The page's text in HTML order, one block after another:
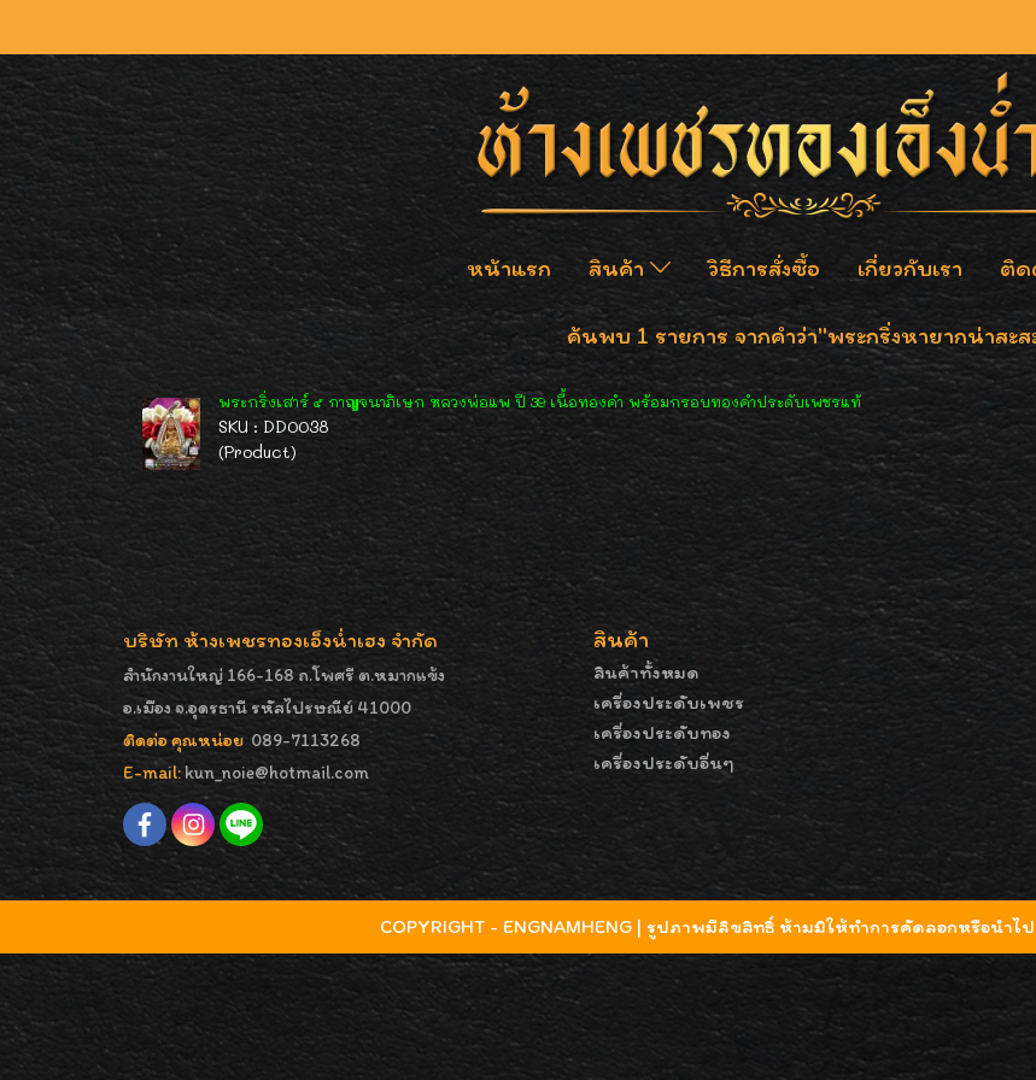
หน้าแรก สินค้า วิธีการสั่งซื้อ เกี่ยวกับเรา ติด
ค้นพบ 1 รายการ จากคำว่า"พระกริ่งหายากน่าสะ
พระกริ่งเสาร์ ๕ กาญจนาภิเษก หลวงพ่อแพ ปี 39 เนื้อทองคำ พร้อมกรอบทองคำประดับเพชรแท้
SKU : DD0038
(Product)
บริษัท ห้างเพชรทองเอ็งน่ำเฮง จำกัด
สำนักงานใหญ่ 166-168 ถ.โพศรี ต.หมากแข้ง
อ.เมือง จ.อุดรธานี รหัสไปรษณีย์ 41000
ติดต่อ คุณหน่อย 089-7113268
E-mail:kun_noie@hotmail.com
สินค้า
สินค้าทั้งหมด
เครื่องประดับเพชร
เครื่องประดับทอง
เครื่องประดับอื่นๆ
COPYRIGHT - ENGNAMHENG | รูปภาพมีลิขสิทธิ์ ห้ามมิให้ทำการคัดลอกหรือนำ